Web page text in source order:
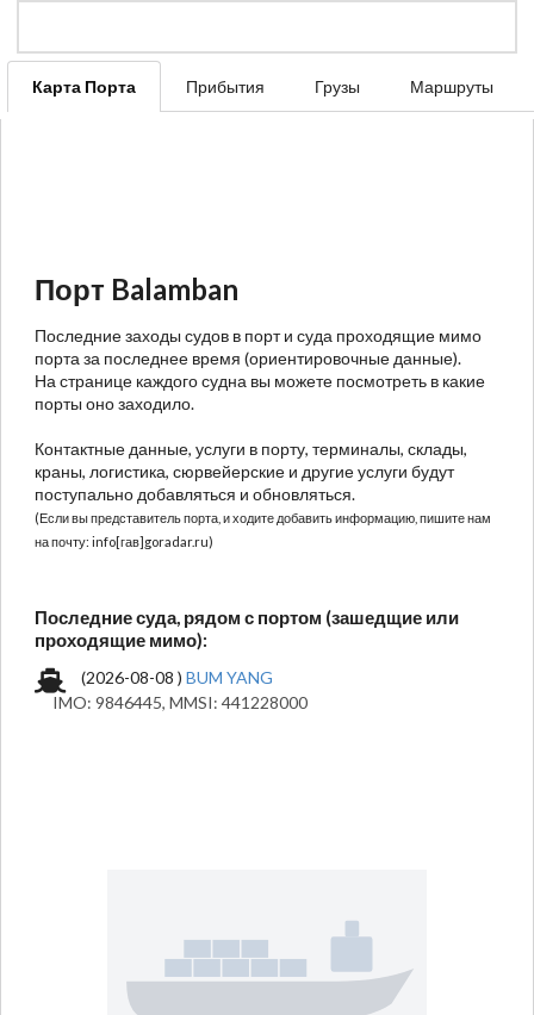
Карта Порта Прибытия Грузы Маршруты
Порт Balamban
Последние заходы судов в порт и суда проходящие мимо
порта за последнее время (ориентировочные данные).
На странице каждого судна вы можете посмотреть в какие
порты оно заходило.
Контактные данные, услуги в порту, терминалы, склады,
краны, логистика, сюрвейерские и другие услуги будут
поступально добавляться и обновляться.
(Если вы представитель порта, и ходите добавить информацию, пишите нам
на почту: info[гав]goradar.ru)
Последние суда, рядом с портом (зашедщие или
проходящие мимо):
(2026-08-08 ) BUM YANG
IMO: 9846445, MMSI: 441228000